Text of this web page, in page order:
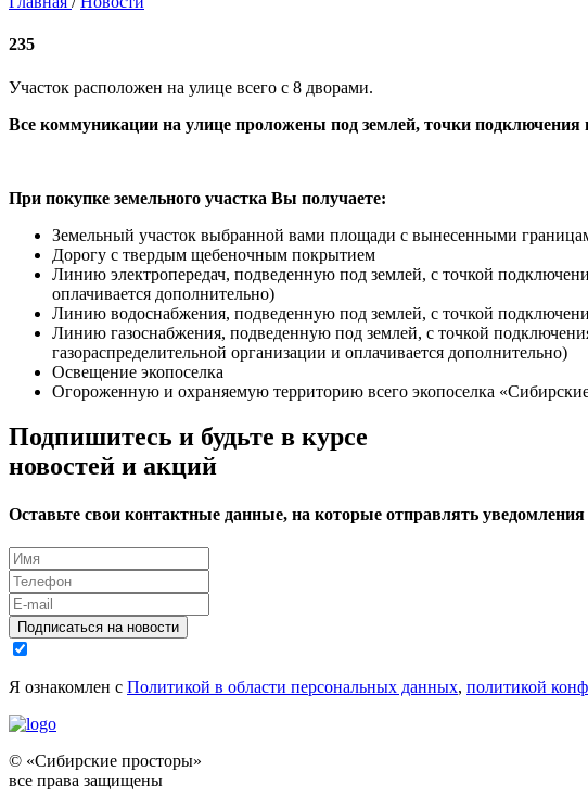
235
Участок расположен на улице всего с 8 дворами.
Все коммуникации на улице проложены под землей, точки подключения
При покупке земельного участка Вы получаете:
Земельный участок выбранной вами площади с вынесенными
Дорогу с твердым щебеночным покрытием
Линию электропередач, подведенную под землей, с точкой
оплачивается дополнительно)
Линию водоснабжения, подведенную под землей, с точкой
Линию газоснабжения, подведенную под землей, с точкой
газораспределительной организации и оплачивается дополнительно)
Освещение экопоселка
Огороженную и охраняемую территорию всего экопоселка
Подпишитесь и будьте в курсе
новостей и акций
Оставьте свои контактные данные, на которые отправлять уведомления
Подписаться на новости
Я ознакомлен с Политикой в области персональных данных, политикой
© «Сибирские просторы»
все права защищены